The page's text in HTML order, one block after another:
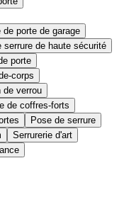
de porte de garage
serrure de haute sécurité
porte
corps
de verrou
de coffres-forts
Pose de serrure
Serrurerie d'art